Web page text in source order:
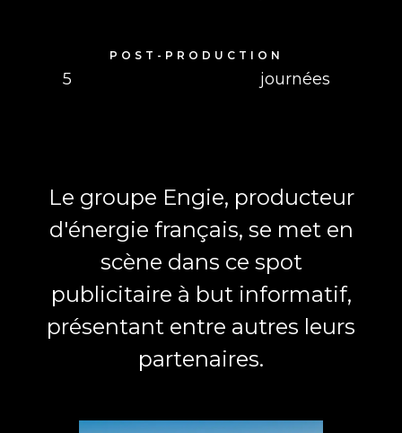
POST-PRODUCTION
5 journées
Le groupe Engie, producteur
d'énergie français, se met en
scène dans ce spot
publicitaire à but informatif,
présentant entre autres leurs
partenaires.